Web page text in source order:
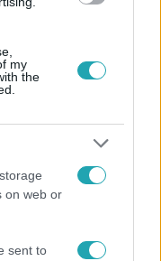
my
the
on web or
sent to
tulajdonítják a